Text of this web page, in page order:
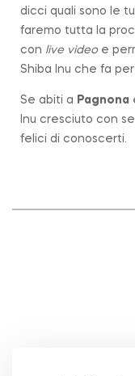
dicci quali sono le
faremo tutta la
con live videoe
Shiba Inu che fa
Se abiti a Pagnona
Inu cresciuto con
felici di conoscerti.